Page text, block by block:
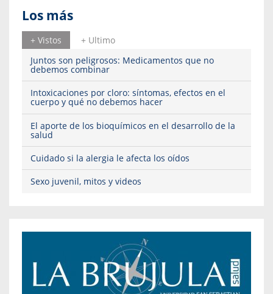
Los más
+ Vistos
+ Ultimo
Juntos son peligrosos: Medicamentos que no
debemos combinar
Intoxicaciones por cloro: síntomas, efectos en el
cuerpo y qué no debemos hacer
El aporte de los bioquímicos en el desarrollo de la
salud
Cuidado si la alergia le afecta los oídos
Sexo juvenil, mitos y videos